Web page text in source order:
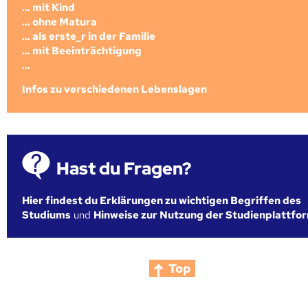
... mit Kind
... ohne Matura
... als erste_r in der Familie
... mit Beeinträchtigung
...
Infos zu verschiedenen Lebenslagen
Hast du Fragen?
Hier findest du Erklärungen zu wichtigen Begriffen des
Studiums und Hinweise zur Nutzung der
Top